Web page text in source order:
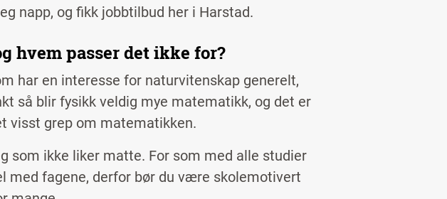
napp, og fikk jobbtilbud her i Harstad.
hvem passer det ikke for?
har en interesse for naturvitenskap generelt,
så blir fysikk veldig mye matematikk, og det er
visst grep om matematikken.
som ikke liker matte. For som med alle studier
med fagene, derfor bør du være skolemotivert